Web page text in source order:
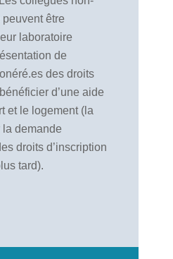
être
laboratoire
de
des droits
d’une aide
et le logement (la
la demande
droits d’inscription
tard).